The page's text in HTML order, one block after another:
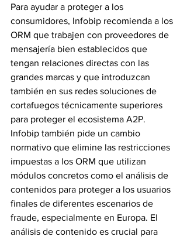
Para ayudar a proteger a los
consumidores, Infobip recomienda a los
ORM que trabajen con proveedores de
mensajería bien establecidos que
tengan relaciones directas con las
grandes marcas y que introduzcan
también en sus redes soluciones de
cortafuegos técnicamente superiores
para proteger el ecosistema A2P.
Infobip también pide un cambio
normativo que elimine las restricciones
impuestas a los ORM que utilizan
módulos concretos como el análisis de
contenidos para proteger a los usuarios
finales de diferentes escenarios de
fraude, especialmente en Europa. El
análisis de contenido es crucial para